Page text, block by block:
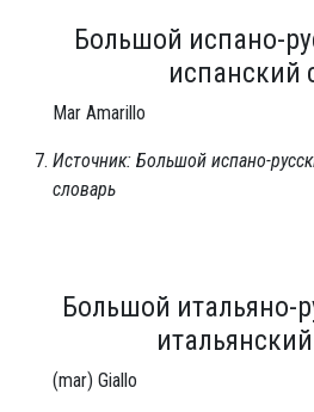
Большой испано-
испанский
Mar Amarillo
Источник: Большой испано-
словарь
Большой итальяно-
(mar) Giallo